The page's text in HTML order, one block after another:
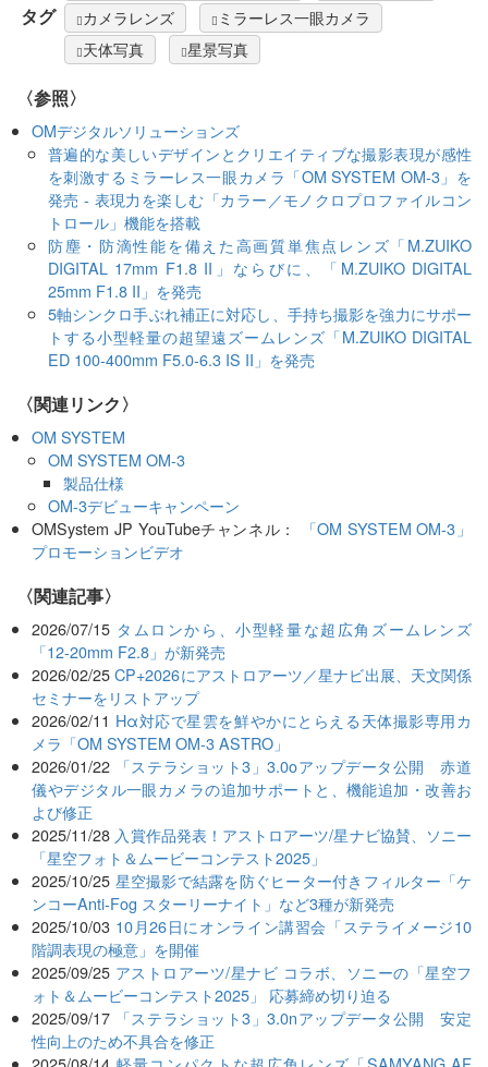
タグ
カメラレンズ
ミラーレス一眼カメラ
天体写真
星景写真
〈参照〉
OMデジタルソリューションズ
普遍的な美しいデザインとクリエイティブな撮影表現が感性
を刺激するミラーレス一眼カメラ「OM SYSTEM OM-3」を
発売 - 表現力を楽しむ「カラー／モノクロプロファイルコン
トロール」機能を搭載
防塵・防滴性能を備えた高画質単焦点レンズ「M.ZUIKO
DIGITAL 17mm F1.8 II」ならびに、「M.ZUIKO DIGITAL
25mm F1.8 II」を発売
5軸シンクロ手ぶれ補正に対応し、手持ち撮影を強力にサポー
トする小型軽量の超望遠ズームレンズ「M.ZUIKO DIGITAL
ED 100-400mm F5.0-6.3 IS II」を発売
〈関連リンク〉
OM SYSTEM
OM SYSTEM OM-3
製品仕様
OM-3デビューキャンペーン
OMSystem JP YouTubeチャンネル：
「OM SYSTEM OM-3」
プロモーションビデオ
関連記事
2026/07/15 タムロンから、小型軽量な超広角ズームレンズ
「12-20mm F2.8」が新発売
2026/02/25 CP+2026にアストロアーツ／星ナビ出展、天文関係
セミナーをリストアップ
2026/02/11 Hα対応で星雲を鮮やかにとらえる天体撮影専用カ
メラ「OM SYSTEM OM-3 ASTRO」
2026/01/22
「ステラショット3」3.0oアップデータ公開 赤道
儀やデジタル一眼カメラの追加サポートと、機能追加・改善お
よび修正
2025/11/28 入賞作品発表！アストロアーツ/星ナビ協賛、ソニー
「星空フォト＆ムービーコンテスト2025」
2025/10/25 星空撮影で結露を防ぐヒーター付きフィルター「ケ
ンコーAnti-Fog スターリーナイト」など3種が新発売
2025/10/03 10月26日にオンライン講習会「ステライメージ10
階調表現の極意」を開催
2025/09/25 アストロアーツ/星ナビ コラボ、ソニーの「星空フ
ォト＆ムービーコンテスト2025」 応募締め切り迫る
2025/09/17
「ステラショット3」3.0nアップデータ公開 安定
性向上のため不具合を修正